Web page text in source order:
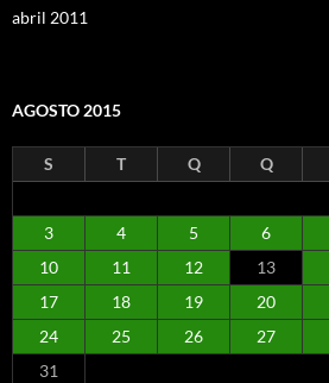
abril 2011
AGOSTO 2015
S T Q Q
3
4 5 6
10
11 12 13
17
18 19 20
24
25 26 27
31